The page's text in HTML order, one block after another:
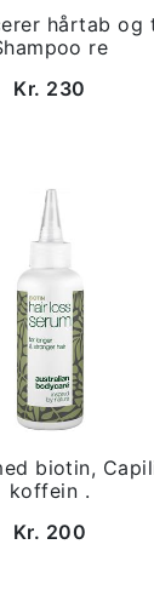
hårtab og
re
Kr. 230
biotin,
koffein .
Kr. 200